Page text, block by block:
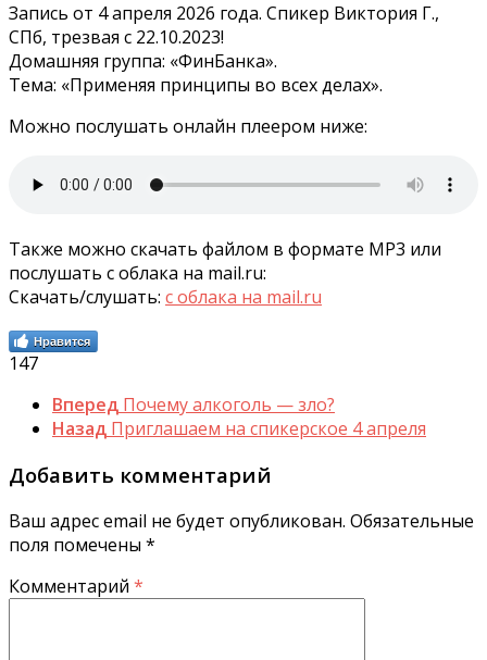
Запись от 4 апреля 2026 года. Спикер Виктория Г.,
СПб, трезвая с 22.10.2023!
Домашняя группа: «ФинБанка».
Тема: «Применяя принципы во всех делах».
Можно послушать онлайн плеером ниже:
Также можно скачать файлом в формате MP3 или
послушать с облака на mail.ru:
Скачать/слушать: с облака на mail.ru
Нравится
147
Вперед Почему алкоголь — зло?
Назад Приглашаем на спикерское 4 апреля
Добавить комментарий
Ваш адрес email не будет опубликован. Обязательные
поля помечены *
Комментарий *